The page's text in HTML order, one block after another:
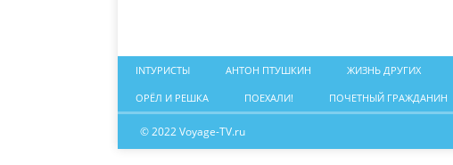
INТУРИСТЫ АНТОН ПТУШКИН ЖИЗНЬ ДРУГИХ
ОРЁЛ И РЕШКА ПОЕХАЛИ! ПОЧЕТНЫЙ ГРАЖДАНИН
© 2022 Voyage-TV.ru